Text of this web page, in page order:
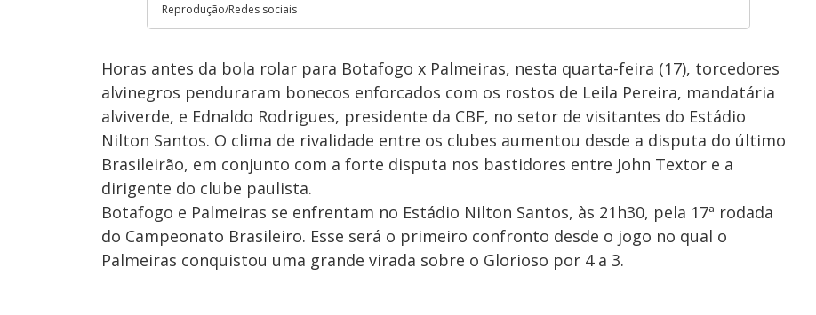
Reprodução/Redes sociais
Horas antes da bola rolar para Botafogo x Palmeiras, nesta quarta-feira (17), torcedores
alvinegros penduraram bonecos enforcados com os rostos de Leila Pereira, mandatária
alviverde, e Ednaldo Rodrigues, presidente da CBF, no setor de visitantes do Estádio
Nilton Santos. O clima de rivalidade entre os clubes aumentou desde a disputa do último
Brasileirão, em conjunto com a forte disputa nos bastidores entre John Textor e a
dirigente do clube paulista.
Botafogo e Palmeiras se enfrentam no Estádio Nilton Santos, às 21h30, pela 17ª rodada
do Campeonato Brasileiro. Esse será o primeiro confronto desde o jogo no qual o
Palmeiras conquistou uma grande virada sobre o Glorioso por 4 a 3.